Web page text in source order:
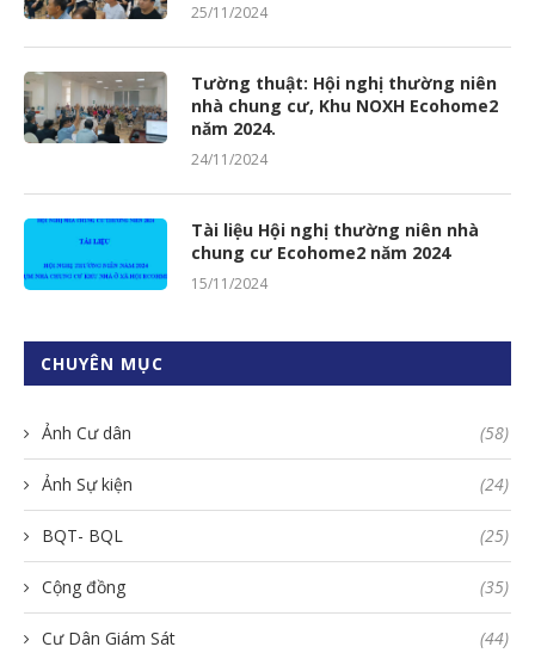
25/11/2024
Tường thuật: Hội nghị thường niên
nhà chung cư, Khu NOXH Ecohome2
năm 2024.
24/11/2024
Tài liệu Hội nghị thường niên nhà
chung cư Ecohome2 năm 2024
15/11/2024
CHUYÊN MỤC
Ảnh Cư dân (58)
Ảnh Sự kiện (24)
BQT- BQL (25)
Cộng đồng (35)
Cư Dân Giám Sát (44)